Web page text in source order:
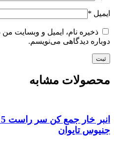
ایمیل *
ذخیره نام، ایمیل و وبسایت
دوباره دیدگاهی می‌نویسم.
محصولات مشابه
جنیوس تایوان